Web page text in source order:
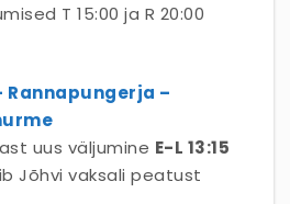
T 15:00 ja R 20:00
Rannapungerja –
uus väljumine E-L 13:15
Jõhvi vaksali peatust